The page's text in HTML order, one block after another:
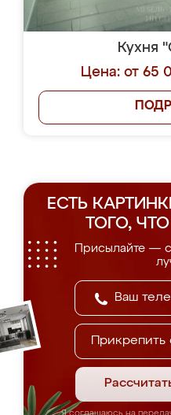
Кухня
Цена: от 65
ЕСТЬ
ТОГО,
Присылайте —
Прикрепить
Я соглашаюсь на